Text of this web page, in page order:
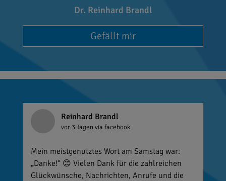
Dr. Reinhard Brandl
Gefällt mir
Reinhard Brandl
vor 3 Tagen via facebook
Mein meistgenutztes Wort am Samstag war:
„Danke!“ 😊 Vielen Dank für die zahlreichen
Glückwünsche, Nachrichten, Anrufe und die